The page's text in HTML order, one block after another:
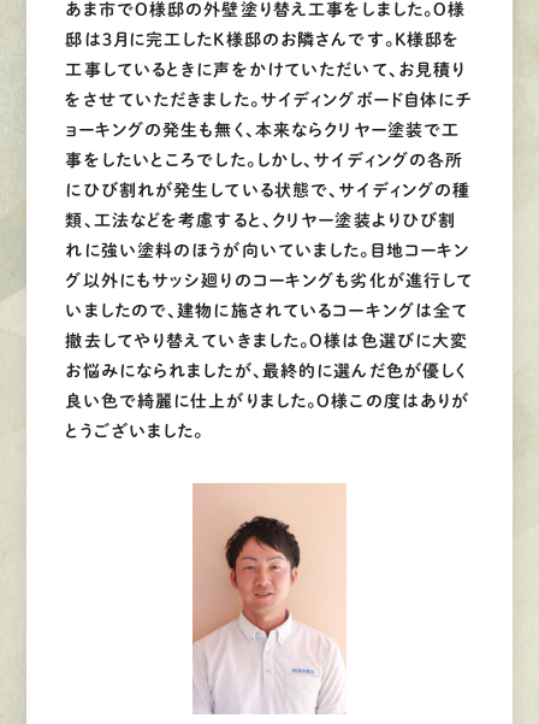
あま市でO様邸の外壁塗り替え工事をしました。O様
邸は３月に完工したK様邸のお隣さんです。K様邸を
工事しているときに声をかけていただいて、お見積り
をさせていただきました。サイディングボード自体にチ
ョーキングの発生も無く、本来ならクリヤー塗装で工
事をしたいところでした。しかし、サイディングの各所
にひび割れが発生している状態で、サイディングの種
類、工法などを考慮すると、クリヤー塗装よりひび割
れに強い塗料のほうが向いていました。目地コーキン
グ以外にもサッシ廻りのコーキングも劣化が進行して
いましたので、建物に施されているコーキングは全て
撤去してやり替えていきました。O様は色選びに大変
お悩みになられましたが、最終的に選んだ色が優しく
良い色で綺麗に仕上がりました。O様この度はありが
とうございました。